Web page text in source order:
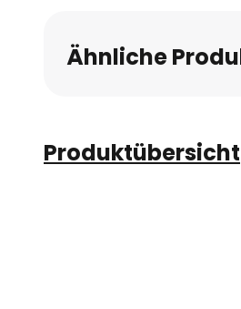
Ähnliche
Produktübersicht